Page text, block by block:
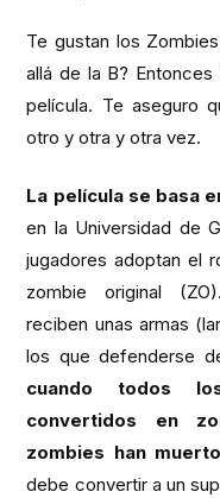
Te gustan los
allá de la B? Entonces
película. Te aseguro
otro y otra y otra vez.
La película se basa
en la Universidad de
jugadores adoptan el
zombie original
reciben unas armas
los que defenderse
cuando todos
convertidos en
zombies han
debe convertir a un